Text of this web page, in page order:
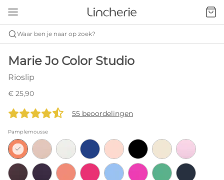
Waar ben je naar op zoek?
Marie Jo Color Studio
Rioslip
€ 25,90
55 beoordelingen
Pamplemousse